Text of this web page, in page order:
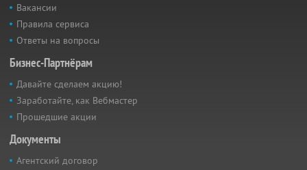
Вакансии
Правила сервиса
Ответы на вопросы
Бизнес-Партнёрам
Давайте сделаем акцию!
Заработайте, как Вебмастер
Прошедшие акции
Документы
Агентский договор